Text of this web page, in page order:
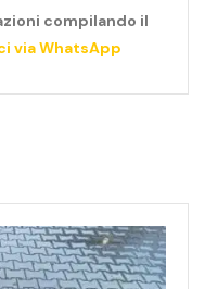
compilando il
via WhatsApp